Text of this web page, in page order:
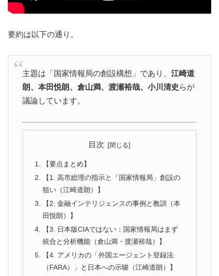
要約は以下の通り。
主題は「国家情報局の創設構想」であり、 江崎道
朗、本田悦朗、倉山満、渡瀬裕哉、小川清史 らが
議論しています。
目次
【要点まとめ】
【1. 高市総理の指示と「国家情報局」創設の
狙い（江崎道朗）】
【2. 金融インテリジェンスの事例と教訓（本
田悦朗）】
【3. 日本版CIAではない：国家情報局はまず
統合と分析機能（倉山満・渡瀬裕哉）】
【4. アメリカの「外国エージェント登録法
（FARA）」と日本への示唆（江崎道朗）】